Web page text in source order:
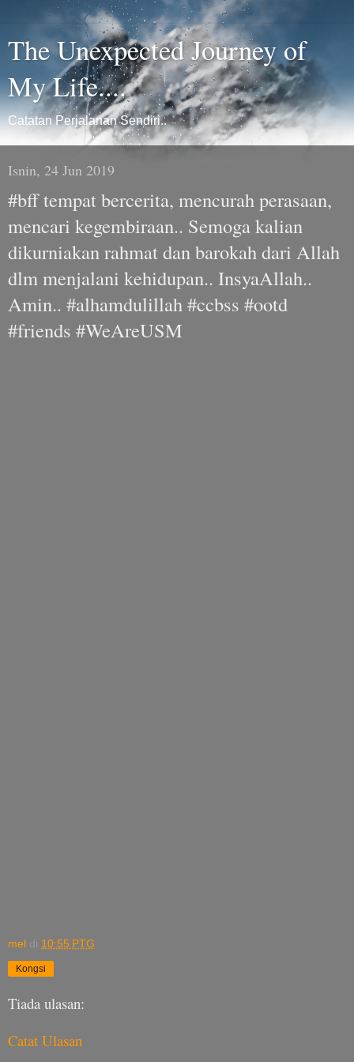
The Unexpected Journey of
My Life....
Catatan Perjalanan Sendiri..
Isnin, 24 Jun 2019
#bff tempat bercerita, mencurah perasaan,
mencari kegembiraan.. Semoga kalian
dikurniakan rahmat dan barokah dari Allah
dlm menjalani kehidupan.. InsyaAllah..
Amin.. #alhamdulillah #ccbss #ootd
#friends #WeAreUSM
mel di 10:55 PTG
Kongsi
Tiada ulasan:
Catat Ulasan